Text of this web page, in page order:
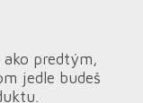
predtým,
jedle budeš